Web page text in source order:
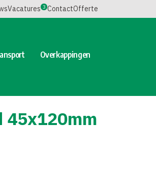
Vacatures 3 ContactOfferte
Overkappingen
45x120mm